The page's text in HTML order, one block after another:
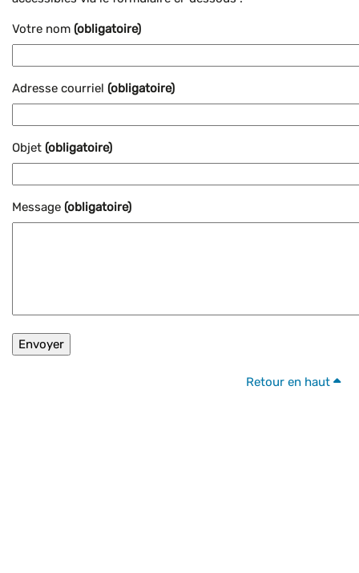
Votre nom (obligatoire)
Adresse courriel (obligatoire)
Objet (obligatoire)
Message (obligatoire)
Retour en haut